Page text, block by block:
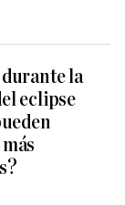
la
eclipse